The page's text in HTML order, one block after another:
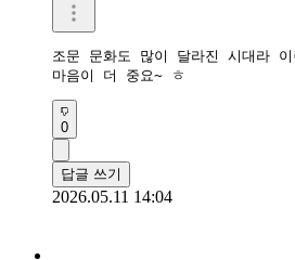
조문 문화도 많이 달라진 시대라
마음이 더 중요~ ㅎ
0
답글 쓰기
2026.05.11 14:04